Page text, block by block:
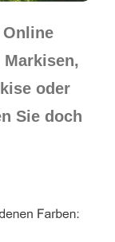
Online
oder
Sie doch